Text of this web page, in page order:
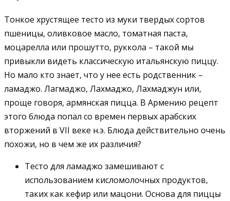
Тонкое хрустящее тесто из муки твердых сортов
пшеницы, оливковое масло, томатная паста,
моцарелла или прошутто, руккола – такой мы
привыкли видеть классическую итальянскую пиццу.
Но мало кто знает, что у нее есть родственник –
ламаджо. Лагмаджо, Лахмаджо, Лахмаджун или,
проще говоря, армянская пицца. В Армению рецепт
этого блюда попал со времен первых арабских
вторжений в VII веке н.э. Блюда действительно очень
похожи, но в чем же их различия?
Тесто для ламаджо замешивают с
использованием кисломолочных продуктов,
таких как кефир или мацони. Основа для пиццы